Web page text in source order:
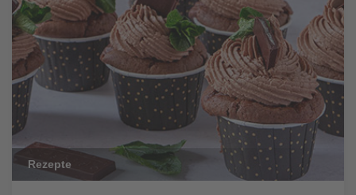
Rezepte